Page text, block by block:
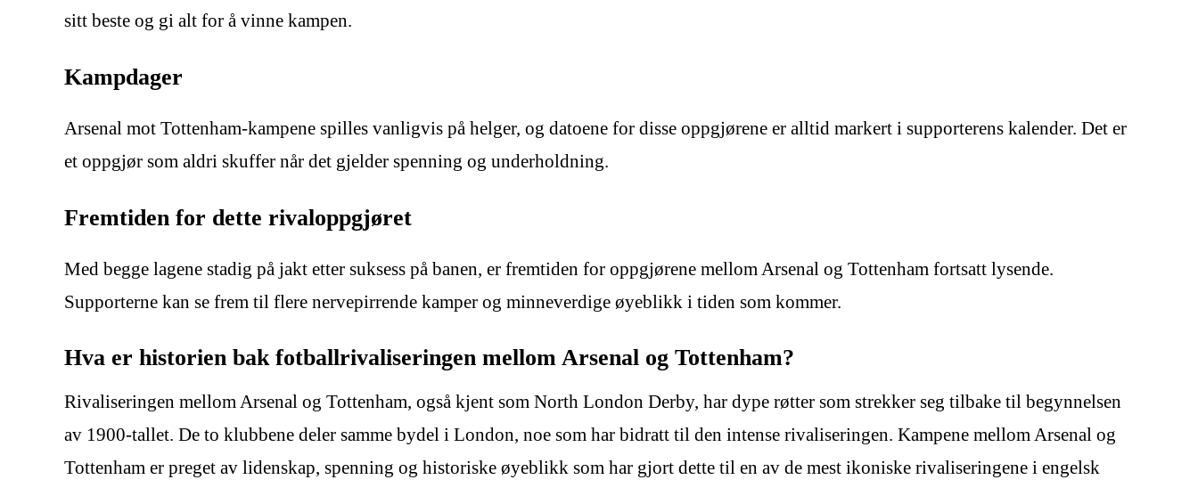
sitt beste og gi alt for å vinne kampen.
Kampdager
Arsenal mot Tottenham-kampene spilles vanligvis på helger, og datoene for disse oppgjørene er alltid markert i supporterens kalender. Det er
et oppgjør som aldri skuffer når det gjelder spenning og underholdning.
Fremtiden for dette rivaloppgjøret
Med begge lagene stadig på jakt etter suksess på banen, er fremtiden for oppgjørene mellom Arsenal og Tottenham fortsatt lysende.
Supporterne kan se frem til flere nervepirrende kamper og minneverdige øyeblikk i tiden som kommer.
Hva er historien bak fotballrivaliseringen mellom Arsenal og Tottenham?
Rivaliseringen mellom Arsenal og Tottenham, også kjent som North London Derby, har dype røtter som strekker seg tilbake til begynnelsen
av 1900-tallet. De to klubbene deler samme bydel i London, noe som har bidratt til den intense rivaliseringen. Kampene mellom Arsenal og
Tottenham er preget av lidenskap, spenning og historiske øyeblikk som har gjort dette til en av de mest ikoniske rivaliseringene i engelsk